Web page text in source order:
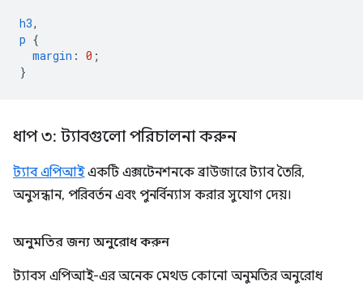
h3,
p {
margin : 0 ;
}
ধাপ ৩: ট্যাবগুলো পরিচালনা করুন
ট্যাব এপিআইএকটি এক্সটেনশনকে ব্রাউজারে ট্যাব তৈরি,
অনুসন্ধান, পরিবর্তন এবং পুনর্বিন্যাস করার সুযোগ দেয়।
অনুমতির জন্য অনুরোধ করুন
ট্যাবস এপিআই-এর অনেক মেথড কোনো অনুমতির অনুরোধ